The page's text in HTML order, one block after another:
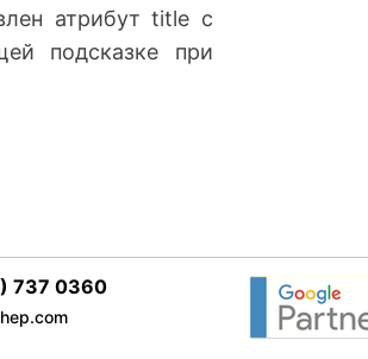
атрибут title с
подсказке при
737 0360